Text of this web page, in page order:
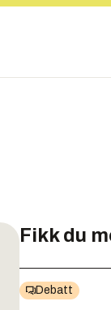
Fikk du
Debatt